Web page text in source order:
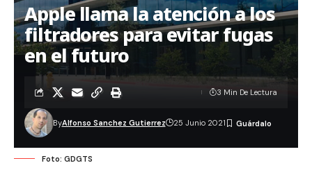
Apple llama la atención a los
filtradores para evitar fugas
en el futuro
ByAlfonso Sanchez Gutierrez 25 Junio 2021
3 Min De Lectura
Foto: GDGTS